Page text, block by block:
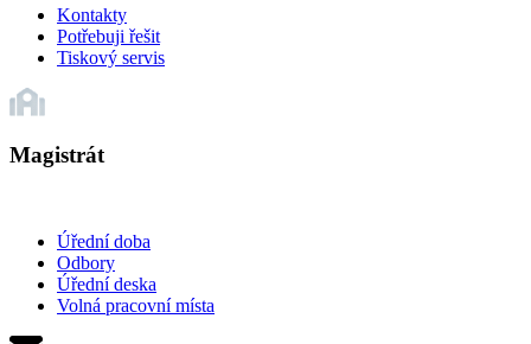
Kontakty
Potřebuji řešit
Tiskový servis
Magistrát
Úřední doba
Odbory
Úřední deska
Volná pracovní místa